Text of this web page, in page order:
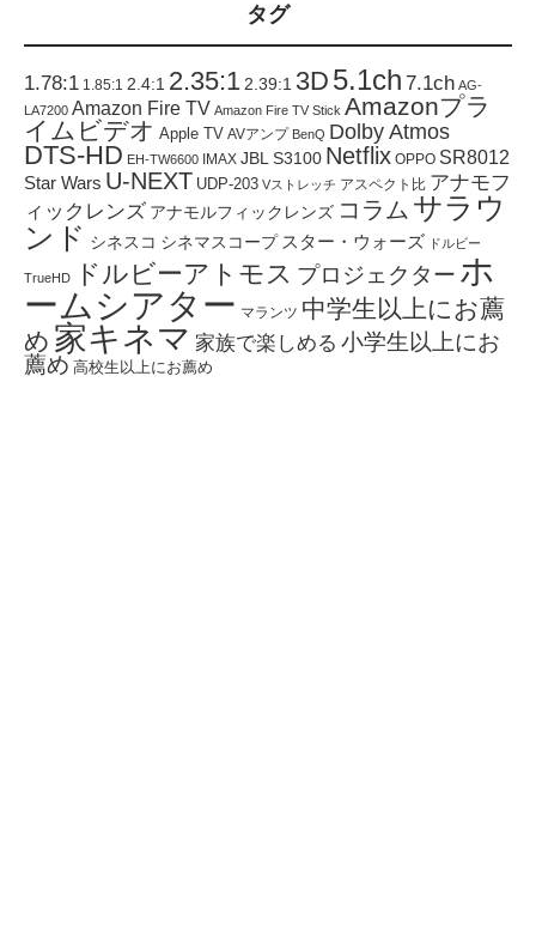
タグ
1.78:1 1.85:1 2.4:1 2.35:12.39:1 3D 5.1ch 7.1ch AG-
LA7200 Amazon Fire TV Amazon Fire TV Stick Amazonプラ
イムビデオ Apple TV AVアンプ BenQ Dolby Atmos
DTS-HD EH-TW6600 IMAX JBL S3100 Netflix OPPO SR8012
Star Wars U-NEXT UDP-203 Vストレッチ アスペクト比 アナモフ
ィックレンズ アナモルフィックレンズ コラム サラウ
ンド シネスコ シネマスコープ スター・ウォーズ ドルビー
TrueHD ドルビーアトモス プロジェクター ホ
ームシアター マランツ 中学生以上にお薦
め 家キネマ 家族で楽しめる 小学生以上にお
薦め 高校生以上にお薦め